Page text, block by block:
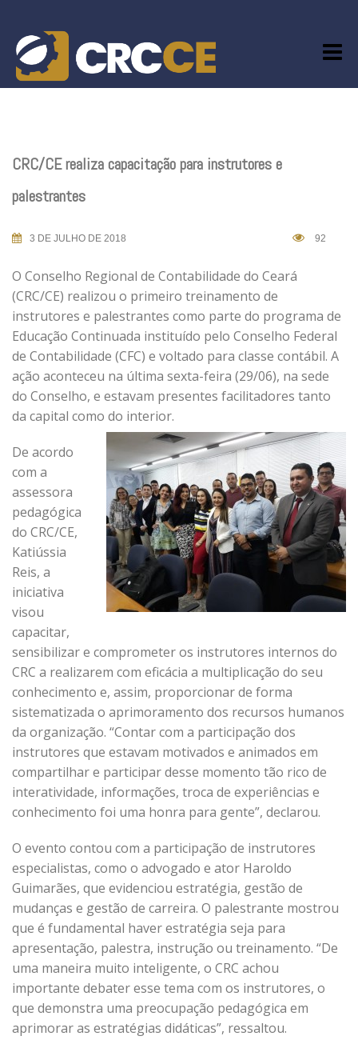
content
CRC/CE realiza capacitação para instrutores e
palestrantes
3 DE JULHO DE 2018 92
O Conselho Regional de Contabilidade do Ceará
(CRC/CE) realizou o primeiro treinamento de
instrutores e palestrantes como parte do programa de
Educação Continuada instituído pelo Conselho Federal
de Contabilidade (CFC) e voltado para classe contábil. A
ação aconteceu na última sexta-feira (29/06), na sede
do Conselho, e estavam presentes facilitadores tanto
da capital como do interior.
De acordo
com a
assessora
pedagógica
do CRC/CE,
Katiússia
Reis, a
iniciativa
visou
capacitar,
sensibilizar e comprometer os instrutores internos do
CRC a realizarem com eficácia a multiplicação do seu
conhecimento e, assim, proporcionar de forma
sistematizada o aprimoramento dos recursos humanos
da organização. “Contar com a participação dos
instrutores que estavam motivados e animados em
compartilhar e participar desse momento tão rico de
interatividade, informações, troca de experiências e
conhecimento foi uma honra para gente”, declarou.
O evento contou com a participação de instrutores
especialistas, como o advogado e ator Haroldo
Guimarães, que evidenciou estratégia, gestão de
mudanças e gestão de carreira. O palestrante mostrou
que é fundamental haver estratégia seja para
apresentação, palestra, instrução ou treinamento. “De
uma maneira muito inteligente, o CRC achou
importante debater esse tema com os instrutores, o
que demonstra uma preocupação pedagógica em
aprimorar as estratégias didáticas”, ressaltou.